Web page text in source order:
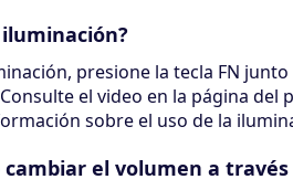
presione la tecla FN
el video en la página
sobre el uso de la
cambiar el volumen a